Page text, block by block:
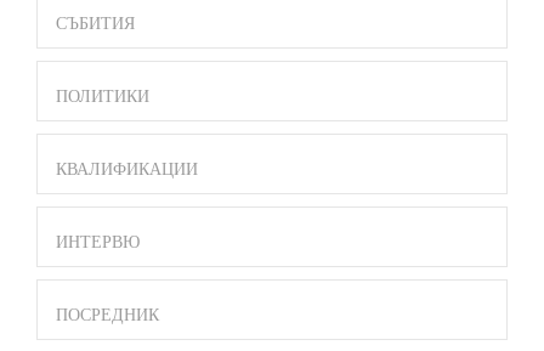
СЪБИТИЯ
ПОЛИТИКИ
КВАЛИФИКАЦИИ
ИНТЕРВЮ
ПОСРЕДНИК